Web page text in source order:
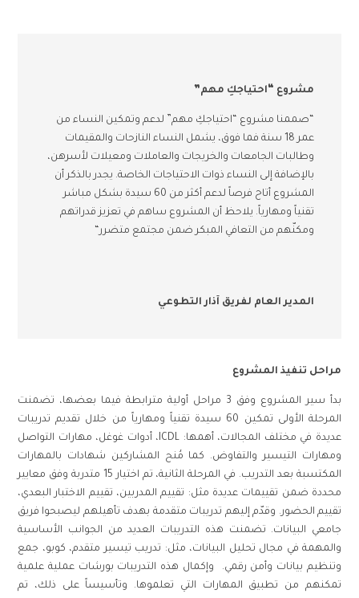
مشروع “احتياجكِ مهم”
صممنا مشروع احتياجكِ مهم
لدعم وتمكين النساء من
عمر 18 سنة فما فوق، يشمل النساء النازحات والمقيمات
وطالبات الجامعات والخريجات والعاملات ومعيلات لأسرهن،
بالإضافة إلى النساء ذوات الاحتياجات الخاصة. يجدر بالذكر أن
المشروع أتاح فرصاً لدعم أكثر من 60 سيدة بشكل مباشر
تقنياً ومهارياً. يلاحظ أن المشروع ساهم في تعزيز قدراتهم
ومكنّهم من التعافي المبكر ضمن مجتمع متضرر
المدير العام لفريق آذار التطوعي
مراحل تنفيذ المشروع
بدأ سير المشروع وفق 3 مراحل أولية مترابطة فيما بعضها، تضمنت
المرحلة الأولى تمكين
60 سيدة تقنياً ومهارياً من خلال تقديم تدريبات
عديدة في مختلف المجالات، أهمها: ICDL،
أدوات غوغل، مهارات التواصل
ومهارات التيسير والتفاوض.
كما مُنح المشاركين شهادات بالمهارات
المكتسبة بعد التدريب. في المرحلة الثانية، تم اختيار 15 متدربة وفق معايير
محددة ضمن تقييمات عديدة مثل: تقييم المدربين، تقييم الاختبار البعدي،
تقييم الحضور. وقدّم إليهم تدريبات متقدمة بهدف تأهيلهم ليصبحوا فريق
جامعي البيانات. تضمنت هذه التدريبات العديد من الجوانب الأساسية
والمهمة في مجال تحليل البيانات، مثل: تدريب تيسير متقدم، كوبو، جمع
وتنظيم بيانات وأمن رقمي. وإكمال هذه التدريبات بورشات عملية علمية
تمكنهم من تطبيق المهارات التي تعلموها. وتأسيساً على ذلك، تم